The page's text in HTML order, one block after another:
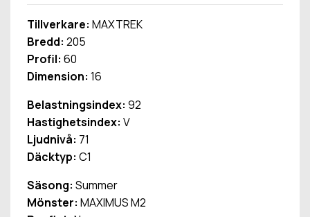
Tillverkare: MAXTREK
Bredd: 205
Profil: 60
Dimension: 16
Belastningsindex: 92
Hastighetsindex: V
Ljudnivå: 71
Däcktyp: C1
Säsong: Summer
Mönster: MAXIMUS M2